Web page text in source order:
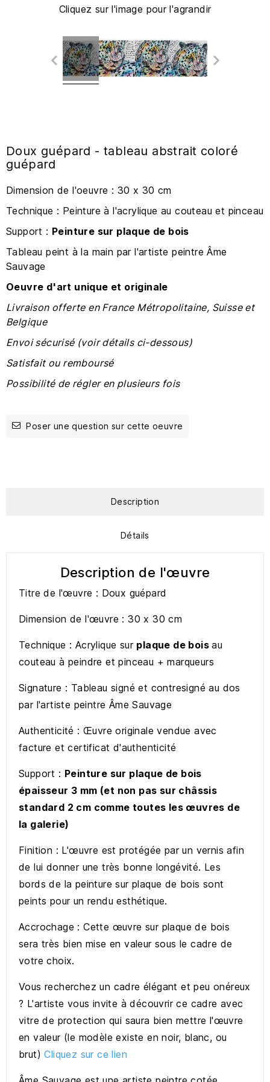
Cliquez sur l'image pour l'agrandir
Doux guépard - tableau abstrait coloré
guépard
Dimension de l'oeuvre : 30 x 30 cm
Technique : Peinture à l'acrylique au couteau et pinceau
Support : Peinture sur plaque de bois
Tableau peint à la main par l'artiste peintre Âme
Sauvage
Oeuvre d'art unique et originale
Livraison offerte en France Métropolitaine, Suisse et
Belgique
Envoi sécurisé (voir détails ci-dessous)
Satisfait ou remboursé
Possibilité de régler en plusieurs fois
Poser une question sur cette oeuvre
Description
Détails
Description de l'œuvre
Titre de l'œuvre : Doux guépard
Dimension de l'œuvre : 30 x 30 cm
Technique : Acrylique sur plaque de boisau
couteau à peindre et pinceau + marqueurs
Signature : Tableau signé et contresigné au dos
par l'artiste peintre Âme Sauvage
Authenticité : Œuvre originale vendue avec
facture et certificat d'authenticité
Support : Peinture sur plaque de bois
épaisseur 3 mm (et non pas sur châssis
standard 2 cm comme toutes les œuvres de
la galerie)
Finition : L'œuvre est protégée par un vernis afin
de lui donner une très bonne longévité. Les
bords de la peinture sur plaque de bois sont
peints pour un rendu esthétique.
Accrochage : Cette œuvre sur plaque de bois
sera très bien mise en valeur sous le cadre de
votre choix.
Vous recherchez un cadre élégant et peu onéreux
? L'artiste vous invite à découvrir ce cadre avec
vitre de protection qui saura bien mettre l'œuvre
en valeur (le modèle existe en noir, blanc, ou
brut)Cliquez sur ce lien